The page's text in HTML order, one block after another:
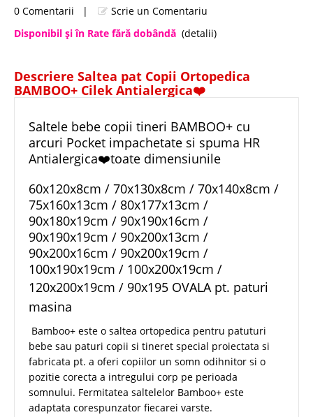
0 Comentarii |
Scrie un Comentariu
Disponibil şi în Rate fără dobândă (detalii)
Descriere Saltea pat Copii Ortopedica
BAMBOO+ Cilek Antialergica❤️
Saltele bebe copii tineri BAMBOO+ cu
arcuri Pocket impachetate si spuma HR
Antialergica❤️toate dimensiunile
60x120x8cm / 70x130x8cm / 70x140x8cm /
75x160x13cm / 80x177x13cm /
90x180x19cm / 90x190x16cm /
90x190x19cm / 90x200x13cm /
90x200x16cm / 90x200x19cm /
100x190x19cm / 100x200x19cm /
120x200x19cm / 90x195 OVALA pt. paturi
masina
Bamboo+ este o saltea ortopedica pentru patuturi
bebe sau paturi copii si tineret special proiectata si
fabricata pt. a oferi copiilor un somn odihnitor si o
pozitie corecta a intregului corp pe perioada
somnului. Fermitatea saltelelor Bamboo+ este
adaptata corespunzator fiecarei varste.